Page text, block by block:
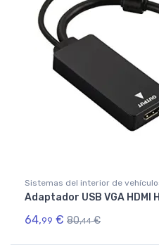
Sistemas del interior de
Adaptador USB VGA HDMI
64,99 € 80,44 €